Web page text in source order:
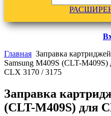
Главная Заправка картриджей
Samsung M409S (CLT-M409S)
CLX 3170 / 3175
Заправка
(CLT-M409S) для